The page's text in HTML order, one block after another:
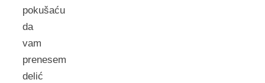
pokušaću
da
vam
prenesem
delić